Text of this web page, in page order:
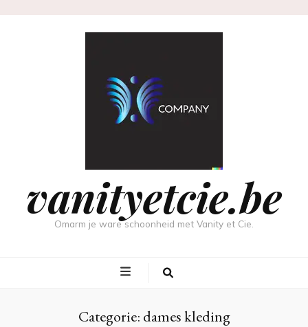
vanityetcie.be
Omarm je ware schoonheid met Vanity et Cie.
Categorie: dames kleding